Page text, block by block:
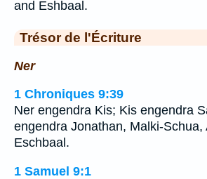
and Eshbaal.
Trésor de l'Écriture
Ner
1 Chroniques 9:39
Ner engendra Kis; Kis engendra
engendra Jonathan, Malki-Schua,
Eschbaal.
1 Samuel 9:1